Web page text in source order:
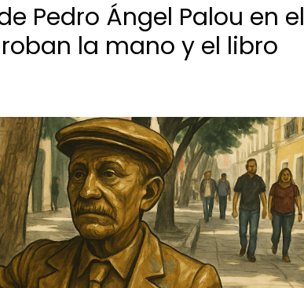
Pedro Ángel Palou en el
la mano y el libro